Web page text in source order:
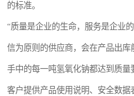
的标准。
“质量是企业的生命，服务是企业
信为原则的供应商，会在产品出
手中的每一吨氢氧化钠都达到质
客户提供产品使用说明、安全数